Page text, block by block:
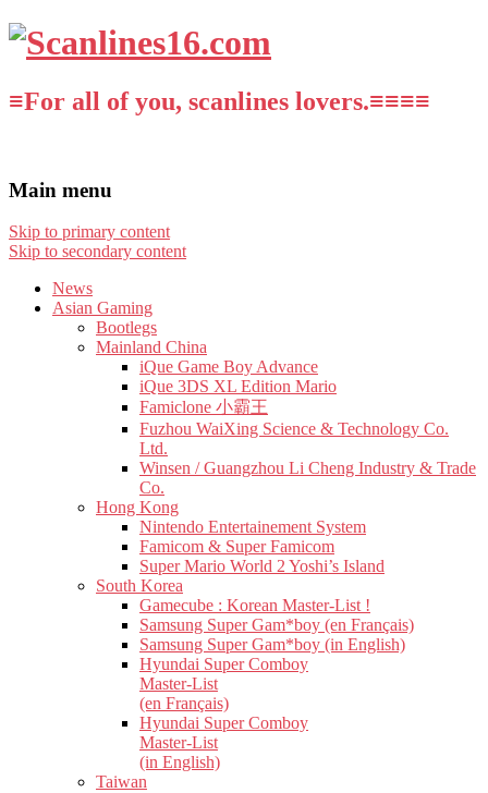
≡For all of you, scanlines lovers.≡≡≡≡
Main menu
Skip to primary content
Skip to secondary content
News
Asian Gaming
Bootlegs
Mainland China
iQue Game Boy Advance
iQue 3DS XL Edition Mario
Famiclone 小霸王
Fuzhou WaiXing Science & Technology Co.
Ltd.
Winsen / Guangzhou Li Cheng Industry & Trade
Co.
Hong Kong
Nintendo Entertainement System
Famicom & Super Famicom
Super Mario World 2 Yoshi’s Island
South Korea
Gamecube : Korean Master-List !
Samsung Super Gam*boy (en Français)
Samsung Super Gam*boy (in English)
Hyundai Super Comboy
Master-List
(en Français)
Hyundai Super Comboy
Master-List
(in English)
Taiwan